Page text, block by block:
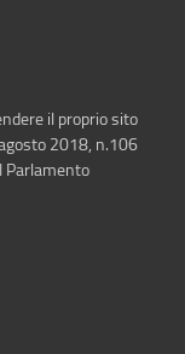
il proprio sito
2018, n.106
Parlamento